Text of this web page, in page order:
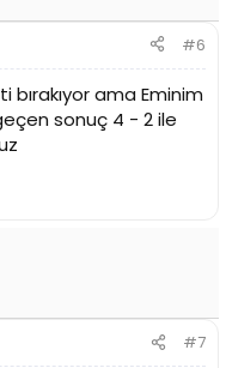
#6
ama Eminim
sonuç 4 - 2 ile
#7